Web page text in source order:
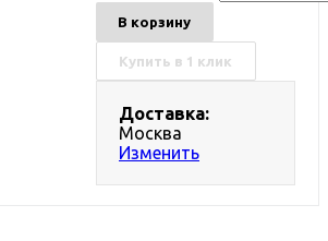
В корзину
Купить в 1 клик
Доставка:
Москва
Изменить